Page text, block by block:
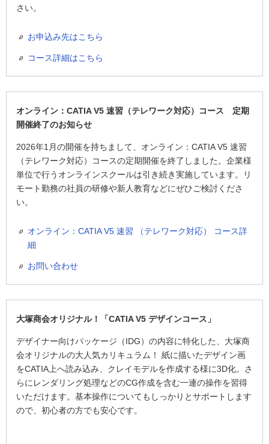
さい。
お申込み先はこちら
コース詳細はこちら
オンライン：CATIA V5 速習（テレワーク対応）コース 定期
開催終了のお知らせ
2026年1月の開催を持ちまして、オンライン：CATIA V5 速習
（テレワーク対応）コースの定期開催を終了しました。企業様
単位で行うオンラインスクールは引き続き実施しています。リ
モート勤務の社員の研修や新人教育などにぜひご検討くださ
い。
オンライン：CATIA V5 速習 （テレワーク対応） コース詳
細
お問い合わせ
大塚商会オリジナル！「CATIA V5 デザインコース」
デザイナー向けパッケージ（IDG）の内容に特化した、大塚商
会オリジナルの大人気カリキュラム！ 紙に描いたデザイン画
をCATIA上へ読み込み、クレイモデルを作成する様に3D化。さ
らにレンダリング処理などのCG作成を含む一連の操作を習得
いただけます。基本操作についてもしっかりとサポートします
ので、初心者の方でも安心です。